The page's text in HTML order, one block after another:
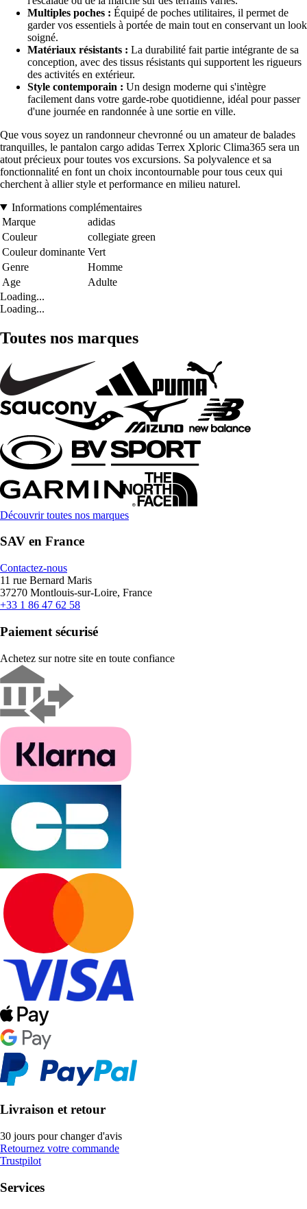
Multiples poches : Équipé de poches utilitaires, il permet de
garder vos essentiels à portée de main tout en conservant un look
soigné.
Matériaux résistants : La durabilité fait partie intégrante de sa
conception, avec des tissus résistants qui supportent les rigueurs
des activités en extérieur.
Style contemporain : Un design moderne qui s'intègre
facilement dans votre garde-robe quotidienne, idéal pour passer
d'une journée en randonnée à une sortie en ville.
Que vous soyez un randonneur chevronné ou un amateur de balades
tranquilles, le pantalon cargo adidas Terrex Xploric Clima365 sera un
atout précieux pour toutes vos excursions. Sa polyvalence et sa
fonctionnalité en font un choix incontournable pour tous ceux qui
cherchent à allier style et performance en milieu naturel.
Informations complémentaires
Marque
adidas
Couleur
collegiate green
Couleur dominante Vert
Genre
Homme
Age
Adulte
Loading...
Loading...
Toutes nos marques
Découvrir toutes nos marques
SAV en France
Contactez-nous
11 rue Bernard Maris
37270 Montlouis-sur-Loire, France
+33 1 86 47 62 58
Paiement sécurisé
Achetez sur notre site en toute confiance
Livraison et retour
30 jours pour changer d'avis
Retournez votre commande
Trustpilot
Services